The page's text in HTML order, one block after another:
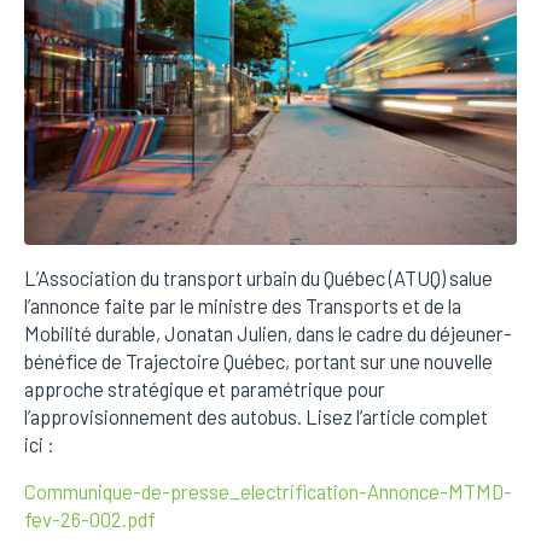
L’Association du transport urbain du Québec (ATUQ) salue
l’annonce faite par le ministre des Transports et de la
Mobilité durable, Jonatan Julien, dans le cadre du déjeuner-
bénéfice de Trajectoire Québec, portant sur une nouvelle
approche stratégique et paramétrique pour
l’approvisionnement des autobus. Lisez l’article complet
ici :
Communique-de-presse_electrification-Annonce-MTMD-
fev-26-002.pdf